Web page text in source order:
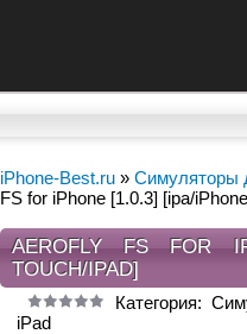
iPhone-Best.ru » Симуляторы
FS for iPhone [1.0.3] [ipa/
AEROFLY FS FOR
TOUCH/IPAD]
Категория:
iPad